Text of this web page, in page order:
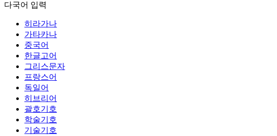
다국어 입력
히라가나
가타카나
중국어
한글고어
그리스문자
프랑스어
독일어
히브리어
괄호기호
학술기호
기술기호